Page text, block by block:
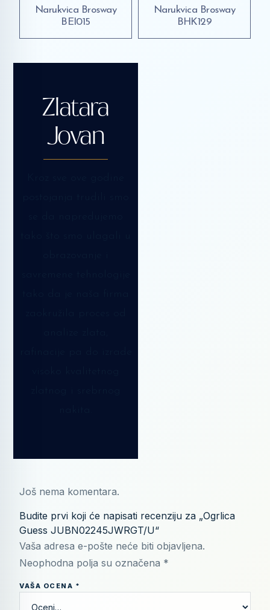
Narukvica Brosway
BEI015
Narukvica Brosway
BHK129
Zlatara
Jovan
Još nema komentara.
Budite prvi koji će napisati recenziju za „Ogrlica
Guess JUBN02245JWRGT/U“
Vaša adresa e-pošte neće biti objavljena.
Neophodna polja su označena *
VAŠA OCENA *